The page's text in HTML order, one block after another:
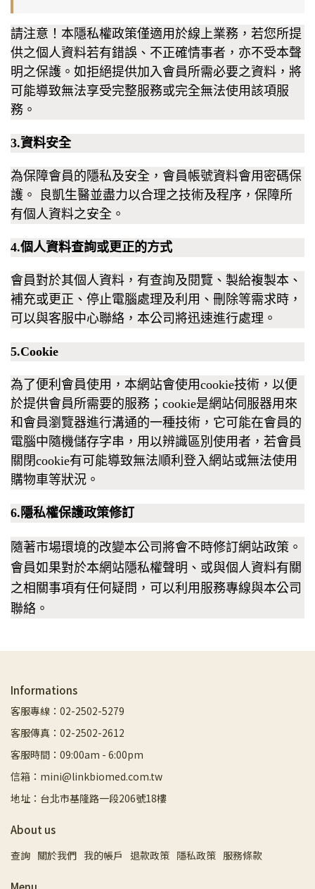
請注意！本隱私權政策僅適用於線上業務，若您所提
供之個人資料若有錯誤、不正確情事者，亦不受本聲
明之保護。如拒絕提供加入會員所需必要之資料，將
可能導致無法享受完整服務或完全無法使用該項服
務。
3.資料安全
為保障會員的隱私及安全，會員帳號資料會用密碼保
護。 良凱生醫並盡力以合理之技術及程序，保障所
有個人資料之安全。
4.個人資料查詢或更正的方式
會員對於其個人資料，有查詢及閱覽、製給複製本、
補充或更正、停止電腦處理及利用、刪除等需求時，
可以與客服中心聯絡，本公司將迅速進行處理。
5.Cookie
為了便利會員使用，本網站會使用cookie技術，以便
於提供會員所需要的服務； cookie是網站伺服器用來
和會員瀏覽器進行溝通的一種技術，它可能在會員的
電腦中隨機儲存字串，用以辨識區別使用者，若會員
關閉cookie有可能導致無法順利登入網站或無法使用
購物車等狀況。
6.隱私權保護政策修訂
隨著市場環境的改變本公司將會不時修訂網站政策。
會員如果對於本網站隱私權聲明、或與個人資料有關
之相關事項有任何疑問，可以利用服務專線與本公司
聯絡 。
Informations
客服專線：02-2502-5279
客服傳真：02-2502-2612
客服時間：09:00am - 6:00pm
信箱：mini@linkbiomed.com.tw
地址：台北市基隆路一段206號18樓
About us
查詢 關於我們 我的帳戶 退款政策 隱私政策 服務條款